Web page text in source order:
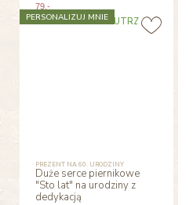
79,-
DOSTAWA POJUTRZE
PREZENT NA 60. URODZINY
Duże serce piernikowe
"Sto lat" na urodziny z
dedykacją
PERSONALIZUJ MNIE